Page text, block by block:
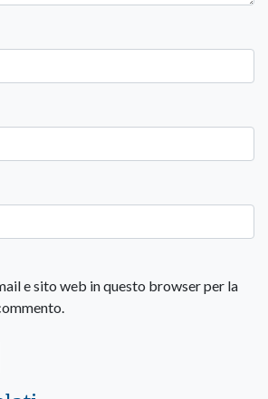
e sito web in questo browser per la